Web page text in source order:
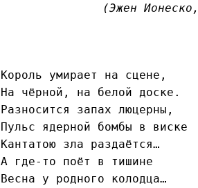
(Эжен
Король умирает на сцене,
На чёрной, на белой доске.
Разносится запах люцерны ,
Пульс ядерной бомбы в виске
Кантатою зла раздаётся…
А где-то поёт в тишине
Весна у родного колодца…